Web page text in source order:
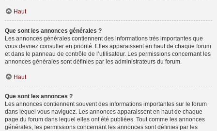
Haut
Que sont les annonces générales ?
Les annonces générales contiennent des informations très importantes que
vous devriez consulter en priorité. Elles apparaissent en haut de chaque forum
et dans le panneau de contrôle de l’utilisateur. Les permissions concernant les
annonces générales sont définies par les administrateurs du forum.
Haut
Que sont les annonces ?
Les annonces contiennent souvent des informations importantes sur le forum
dans lequel vous naviguez. Les annonces apparaissent en haut de chaque
page du forum dans lequel elles ont été publiées. Tout comme les annonces
générales, les permissions concernant les annonces sont définies par les